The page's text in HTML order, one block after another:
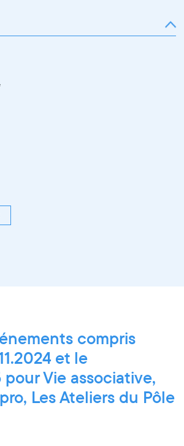
compris
et le
Vie associative,
Les Ateliers du Pôle